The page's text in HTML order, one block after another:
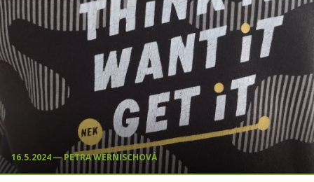
16.5.2024 ― PETRA WERNISCHOVÁ